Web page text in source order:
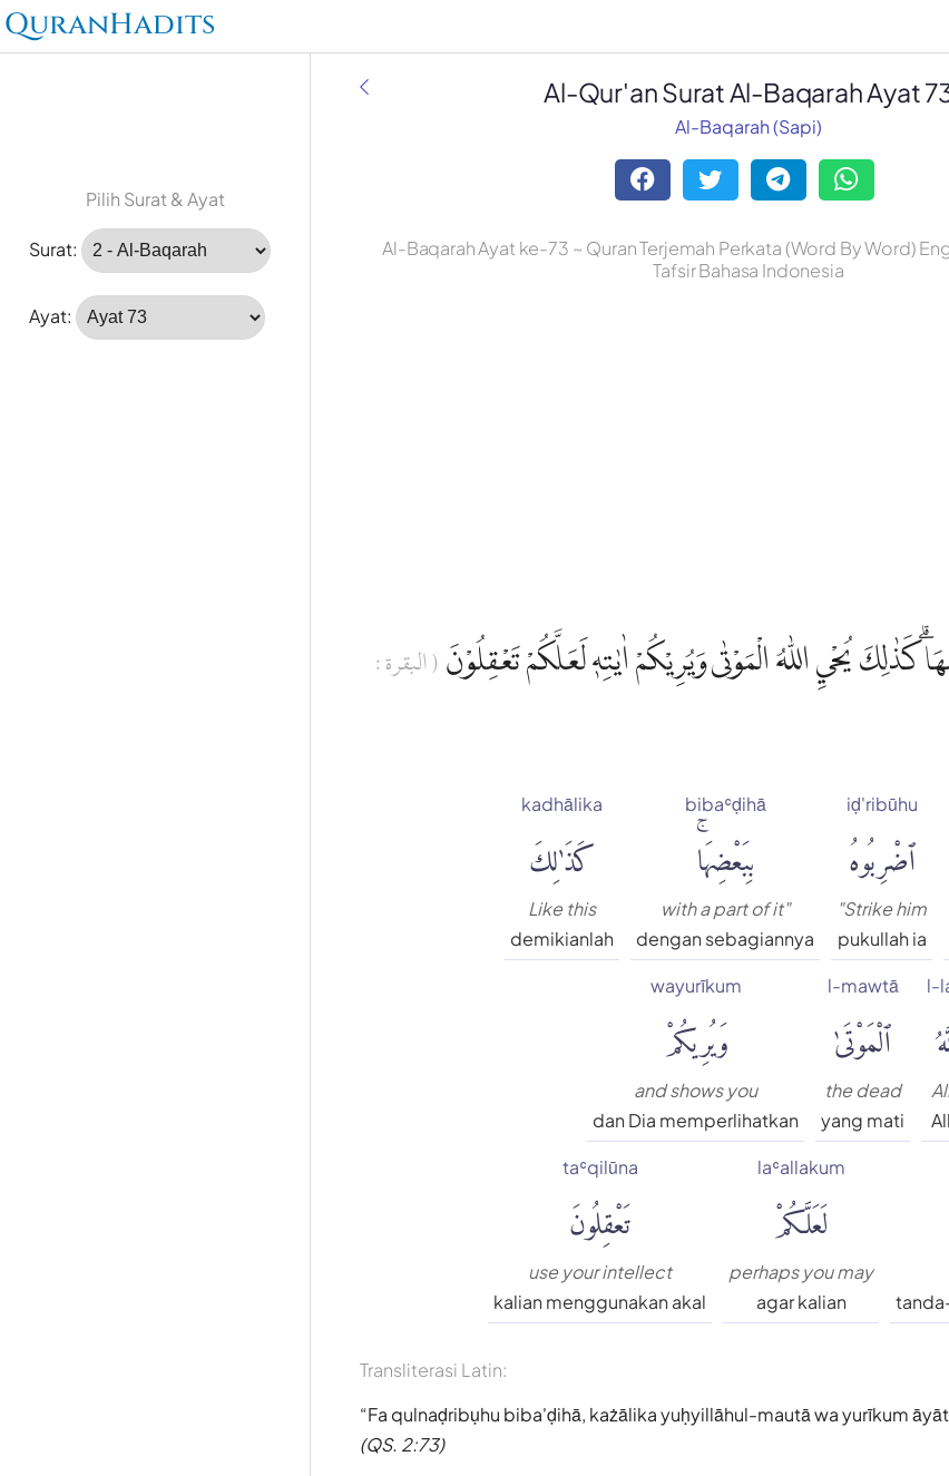
QuranHadits
Pilih Surat & Ayat
Surat:
Ayat:
Al-Qur'an Surat Al-Baqarah Ayat
Al-Baqarah (Sapi)
Al-Baqarah Ayat ke-73 ~ Quran Terjemah Perkata (Word By Word)
Tafsir Bahasa Indonesia
كَذٰلِكَ يُحْيِ اللّٰهُ الْمَوْتٰى وَيُرِيْكُمْ اٰيٰتِهٖ لَعَلَّكُمْ تَعْقِلُوْنَ ( البقرة :
iḍ'ribūhu
ٱضْرِبُوهُ
"Strike him
pukullah ia
bibaʿḍihā
بِبَعْضِهَاۚ
with a part of it"
dengan sebagiannya
kadhālika
كَذَٰلِكَ
Like this
demikianlah
l-
l-mawtā
ٱلْمَوْتَىٰ
the dead
yang mati
wayurīkum
وَيُرِيكُمْ
and shows you
dan Dia memperlihatkan
laʿallakum
لَعَلَّكُمْ
perhaps you may
agar kalian
taʿqilūna
تَعْقِلُونَ
use your intellect
kalian menggunakan akal
Transliterasi Latin:
Fa qulnaḍribụhu biba'ḍihā, każālika yuḥyillāhul-mautā wa yurīkum
(QS. 2:73)